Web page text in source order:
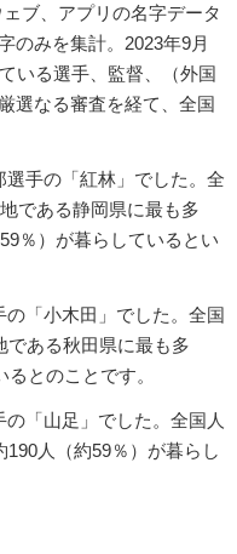
ブ、アプリの名字データ
のみを集計。2023年9月
いる選手、監督、（外国
選なる審査を経て、全国
手の「紅林」でした。全
である静岡県に最も多
％）が暮らしているとい
「小木田」でした。全国
である秋田県に最も多
とのことです。
「山足」でした。全国人
人（約59％）が暮らし